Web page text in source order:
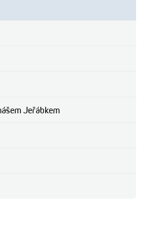
Jeřábkem